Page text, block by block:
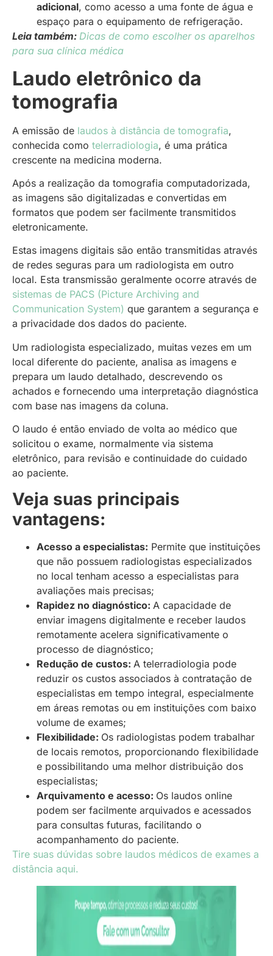
adicional, como acesso a uma fonte de água e
espaço para o equipamento de refrigeração.
Leia também: Dicas de como escolher os aparelhos
para sua clínica médica
Laudo eletrônico da
tomografia
A emissão de laudos à distância de tomografia,
conhecida como telerradiologia, é uma prática
crescente na medicina moderna.
Após a realização da tomografia computadorizada,
as imagens são digitalizadas e convertidas em
formatos que podem ser facilmente transmitidos
eletronicamente.
Estas imagens digitais são então transmitidas através
de redes seguras para um radiologista em outro
local. Esta transmissão geralmente ocorre através de
sistemas de PACS (Picture Archiving and
Communication System) que garantem a segurança e
a privacidade dos dados do paciente.
Um radiologista especializado, muitas vezes em um
local diferente do paciente, analisa as imagens e
prepara um laudo detalhado, descrevendo os
achados e fornecendo uma interpretação diagnóstica
com base nas imagens da coluna.
O laudo é então enviado de volta ao médico que
solicitou o exame, normalmente via sistema
eletrônico, para revisão e continuidade do cuidado
ao paciente.
Veja suas principais
vantagens:
Acesso a especialistas: Permite que instituições
que não possuem radiologistas especializados
no local tenham acesso a especialistas para
avaliações mais precisas;
Rapidez no diagnóstico: A capacidade de
enviar imagens digitalmente e receber laudos
remotamente acelera significativamente o
processo de diagnóstico;
Redução de custos: A telerradiologia pode
reduzir os custos associados à contratação de
especialistas em tempo integral, especialmente
em áreas remotas ou em instituições com baixo
volume de exames;
Flexibilidade: Os radiologistas podem trabalhar
de locais remotos, proporcionando flexibilidade
e possibilitando uma melhor distribuição dos
especialistas;
Arquivamento e acesso: Os laudos online
podem ser facilmente arquivados e acessados
para consultas futuras, facilitando o
acompanhamento do paciente.
Tire suas dúvidas sobre laudos médicos de exames a
distância aqui.